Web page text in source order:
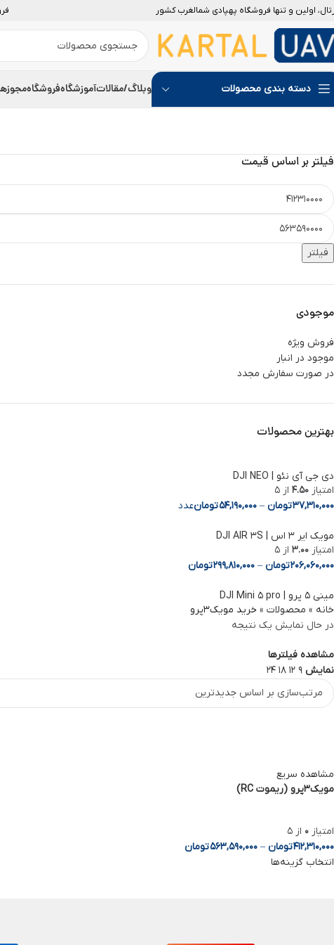
اولین و تنها فروشگاه پهپادی شمالغرب کشور
دسته بندی محصولات وبلاگ/مقالاتآموزشگاهفروشگاه
فیلتر بر اساس قیمت
فیلتر
موجودی
فروش ویژه
موجود در انبار
در صورت سفارش مجدد
بهترین محصولات
دی جی آی نئو | DJI NEO
امتیاز 4.50 از 5
37,310,000تومان –
54,190,000تومانعدد
مویک ایر 3 اس | DJI AIR 3S
امتیاز 3.00 از 5
206,060,000تومان –
299,810,000تومان
مینی ۵ پرو | DJI Mini ۵ pro
خانه » محصولات » خرید مویک3پرو
در حال نمایش یک نتیجه
مشاهده فیلترها
نمایش 9
12
18
24
مشاهده سریع
مویک3پرو (ریموت RC)
امتیاز 0 از 5
412,310,000تومان –
563,590,000تومان
انتخاب گزینه‌ها
Facebook
Instagram
linkedin
WhatsApp
Telegram